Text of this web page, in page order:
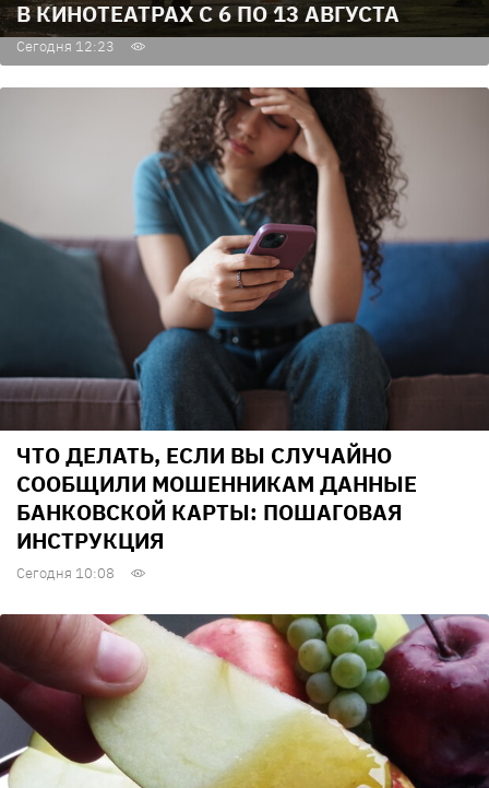
В КИНОТЕАТРАХ С 6 ПО 13 АВГУСТА
Сегодня 12:23
ЧТО ДЕЛАТЬ, ЕСЛИ ВЫ СЛУЧАЙНО
СООБЩИЛИ МОШЕННИКАМ ДАННЫЕ
БАНКОВСКОЙ КАРТЫ: ПОШАГОВАЯ
ИНСТРУКЦИЯ
Сегодня 10:08